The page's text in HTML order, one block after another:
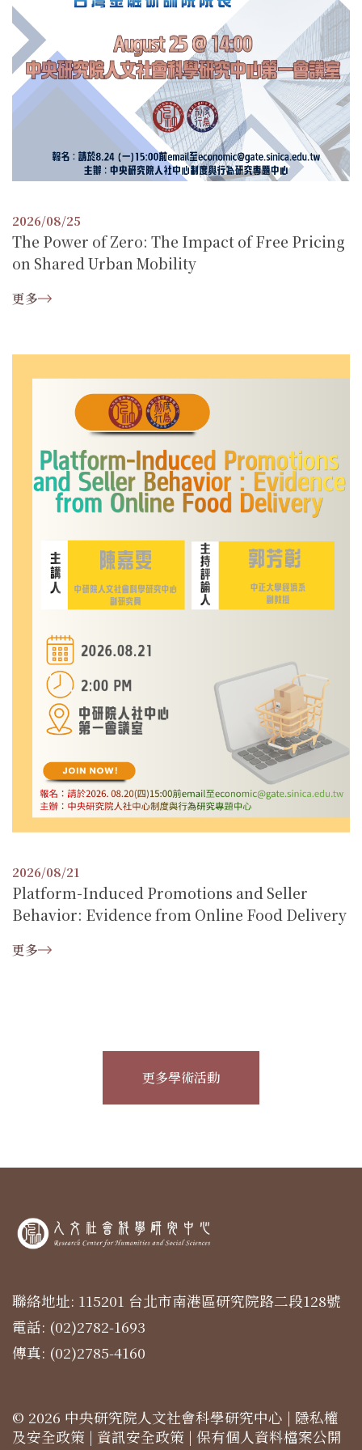
2026/08/25
The Power of Zero: The Impact of Free Pricing
on Shared Urban Mobility
更多
2026/08/21
Platform-Induced Promotions and Seller
Behavior: Evidence from Online Food Delivery
更多
更多學術活動
聯絡地址: 115201 台北市南港區研究院路二段128號
電話: (02)2782-1693
傳真: (02)2785-4160
© 2026 中央研究院人文社會科學研究中心 | 隱私權
及安全政策 | 資訊安全政策 | 保有個人資料檔案公開